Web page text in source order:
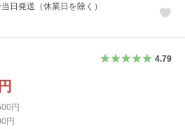
日発送（休業日を除く）
4.79
円
円
円